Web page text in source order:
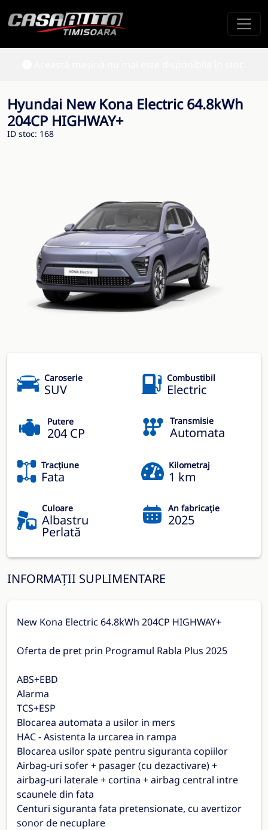
Hyundai New Kona Electric 64.8kWh
204CP HIGHWAY+
ID stoc: 168
Caroserie
SUV
Combustibil
Electric
Putere
204 CP
Transmisie
Automata
Tracțiune
Fata
Kilometraj
1 km
Culoare
Albastru
Perlată
An fabricație
2025
INFORMAȚII SUPLIMENTARE
New Kona Electric 64.8kWh 204CP HIGHWAY+
Oferta de pret prin Programul Rabla Plus 2025
ABS+EBD
Alarma
TCS+ESP
Blocarea automata a usilor in mers
HAC - Asistenta la urcarea in rampa
Blocarea usilor spate pentru siguranta copiilor
Airbag-uri sofer + pasager (cu dezactivare) +
airbag-uri laterale + cortina + airbag central intre
scaunele din fata
Centuri siguranta fata pretensionate, cu avertizor
sonor de necuplare